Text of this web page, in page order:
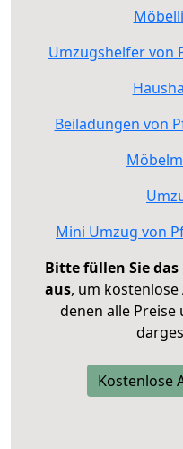
Umzugshelfer von
Beiladungen von
Mini Umzug von
Bitte füllen Sie
aus, um
denen alle
Kostenlose